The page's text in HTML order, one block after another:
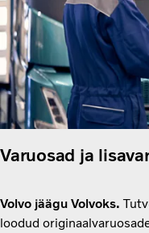
Varuosad ja
Volvo jäägu Volvoks.
loodud